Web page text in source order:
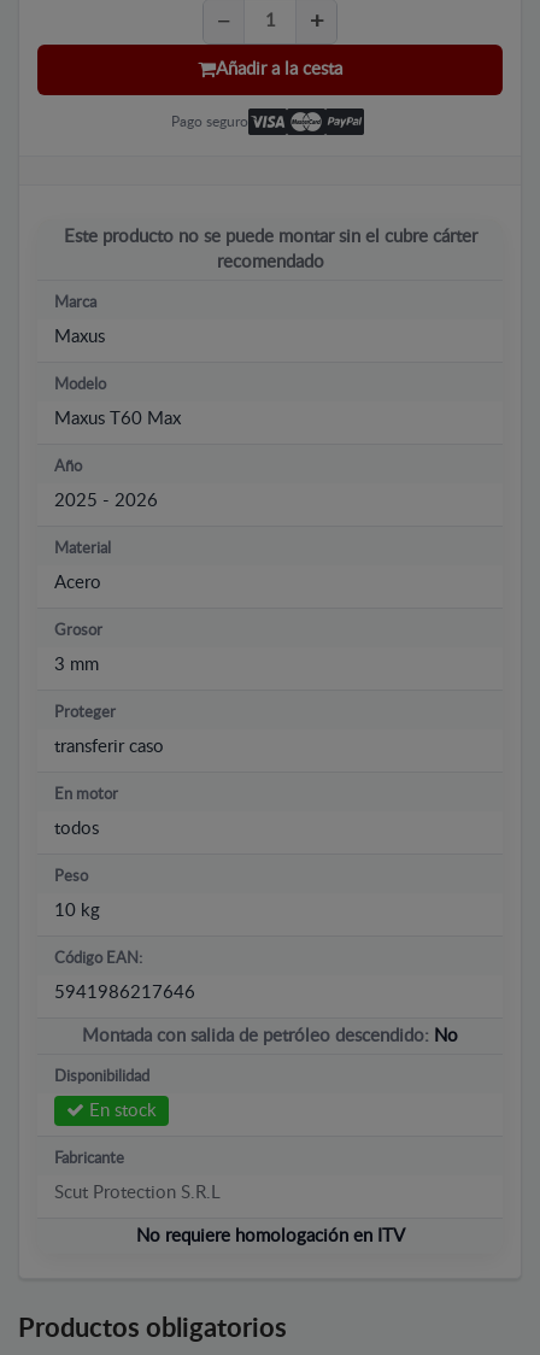
Añadir a la cesta
Pago seguro
Este producto no se puede montar sin el cubre cárter
recomendado
Marca
Maxus
Modelo
Maxus T60 Max
Año
2025 - 2026
Material
Acero
Grosor
3 mm
Proteger
transferir caso
En motor
todos
Peso
10 kg
Código EAN:
5941986217646
Montada con salida de petróleo descendido: No
Disponibilidad
En stock
Fabricante
Scut Protection S.R.L
No requiere homologación en ITV
Productos obligatorios